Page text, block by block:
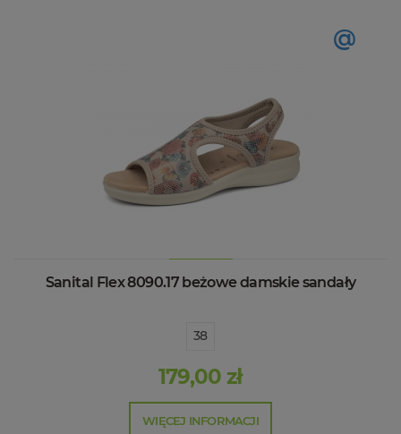
@
Sanital Flex 8090.17 beżowe damskie sandały
38
179,00 zł
WIĘCEJ INFORMACJI